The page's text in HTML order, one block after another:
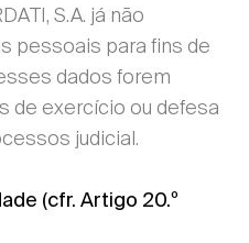
S.A. já não
pessoais para fins de
dados forem
de exercício ou defesa
judicial.
(cfr. Artigo 20.º